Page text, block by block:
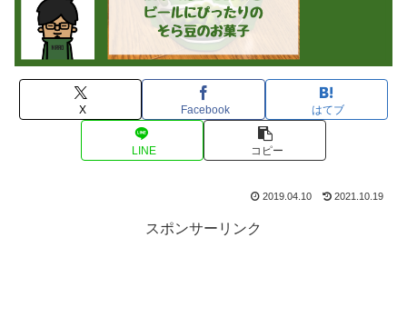
X Facebook はてブ
LINE コピー
2019.04.10 2021.10.19
スポンサーリンク